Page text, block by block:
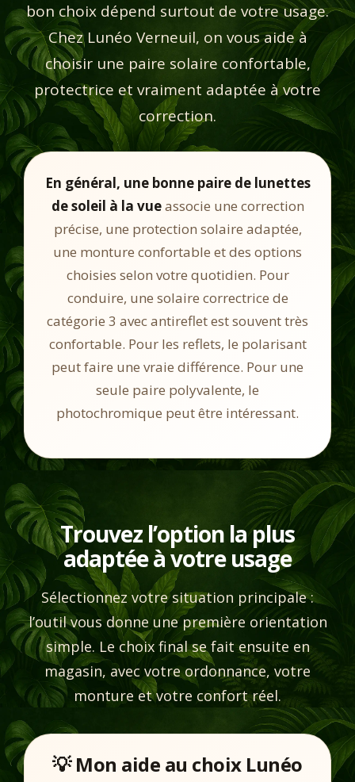
bon choix dépend surtout de votre usage.
Chez Lunéo Verneuil, on vous aide à
choisir une paire solaire confortable,
protectrice et vraiment adaptée à votre
correction.
En général, une bonne paire de lunettes
de soleil à la vueassocie une correction
précise, une protection solaire adaptée,
une monture confortable et des options
choisies selon votre quotidien. Pour
conduire, une solaire correctrice de
catégorie 3 avec antireflet est souvent très
confortable. Pour les reflets, le polarisant
peut faire une vraie différence. Pour une
seule paire polyvalente, le
photochromique peut être intéressant.
Trouvez l’option la plus
adaptée à votre usage
Sélectionnez votre situation principale :
l’outil vous donne une première orientation
simple. Le choix final se fait ensuite en
magasin, avec votre ordonnance, votre
monture et votre confort réel.
💡 Mon aide au choix Lunéo